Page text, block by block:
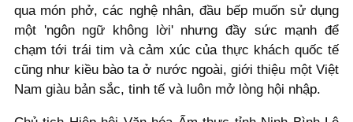
qua món phở, các nghệ nhân, đầu bếp muốn sử dụng
một 'ngôn ngữ không lời' nhưng đầy sức mạnh để
chạm tới trái tim và cảm xúc của thực khách quốc tế
cũng như kiều bào ta ở nước ngoài, giới thiệu một Việt
Nam giàu bản sắc, tinh tế và luôn mở lòng hội nhập.